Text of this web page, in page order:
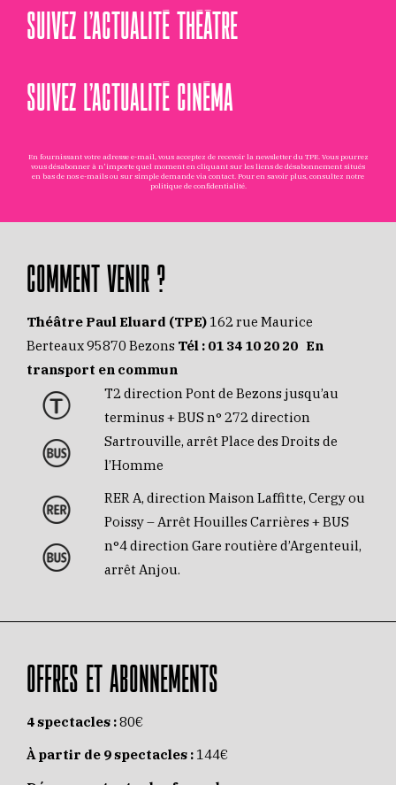
SUIVEZ L’ACTUALITÉ THÉÂTRE
SUIVEZ L’ACTUALITÉ CINÉMA
En fournissant votre adresse e-mail, vous acceptez de recevoir la newsletter du TPE. Vous pourrez
vous désabonner à n'importe quel moment en cliquant sur les liens de désabonnement situés
en bas de nos e-mails ou sur simple demande via contact. Pour en savoir plus, consultez notre
politique de confidentialité.
COMMENT VENIR ?
Théâtre Paul Eluard (TPE) 162 rue Maurice
Berteaux 95870 Bezons Tél : 01 34 10 20 20 En
transport en commun
T2 direction Pont de Bezons jusqu’au
terminus + BUS n° 272 direction
Sartrouville, arrêt Place des Droits de
l’Homme
RER A, direction Maison Laffitte, Cergy ou
Poissy – Arrêt Houilles Carrières + BUS
n°4 direction Gare routière d’Argenteuil,
arrêt Anjou.
OFFRES ET ABONNEMENTS
4 spectacles :80€
À partir de 9 spectacles : 144€